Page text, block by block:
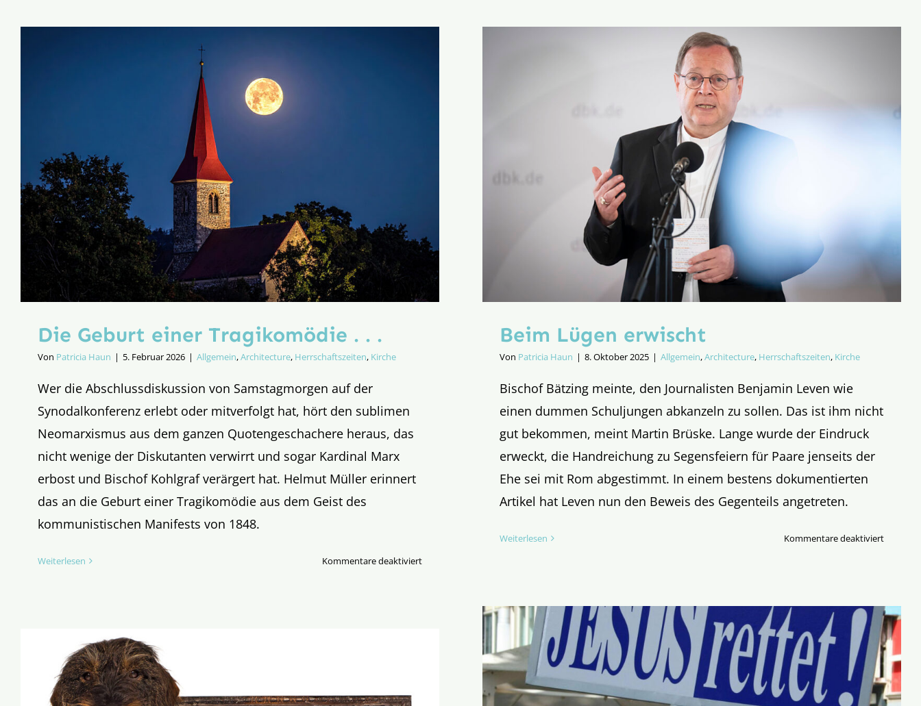
Die Geburt einer Tragikomödie . . .
Von Patricia Haun | 5. Februar 2026 | Allgemein,Architecture, Herrschaftszeiten, Kirche
Wer die Abschlussdiskussion von Samstagmorgen auf der
Synodalkonferenz erlebt oder mitverfolgt hat, hört den sublimen
Neomarxismus aus dem ganzen Quotengeschachere heraus, das
nicht wenige der Diskutanten verwirrt und sogar Kardinal Marx
erbost und Bischof Kohlgraf verärgert hat. Helmut Müller erinnert
das an die Geburt einer Tragikomödie aus dem Geist des
kommunistischen Manifests von 1848.
Weiterlesen Kommentare deaktiviertfür
Beim Lügen erwischt
Von Patricia Haun | 8. Oktober 2025 | Allgemein,Architecture, Herrschaftszeiten, Kirche
Bischof Bätzing meinte, den Journalisten Benjamin Leven wie
einen dummen Schuljungen abkanzeln zu sollen. Das ist ihm nicht
gut bekommen, meint Martin Brüske. Lange wurde der Eindruck
erweckt, die Handreichung zu Segensfeiern für Paare jenseits der
Ehe sei mit Rom abgestimmt. In einem bestens dokumentierten
Artikel hat Leven nun den Beweis des Gegenteils angetreten.
Weiterlesen Kommentare deaktiviertfür